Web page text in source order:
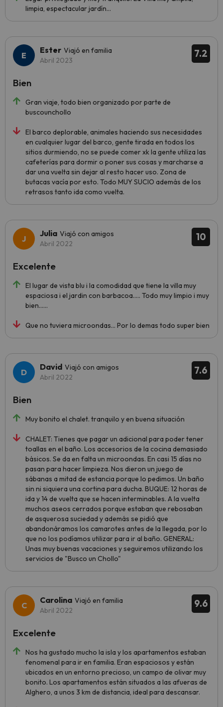
limpia, espectacular jardín...
7.2
Ester Viajó en familia
Abril 2023
Gran viaje, todo bien organizado por parte de
buscounchollo
El barco deplorable, animales haciendo sus necesidades
en cualquier lugar del barco, gente tirada en todos los
sitios durmiendo, no se puede comer xk la gente utiliza las
cafeterías para dormir o poner sus cosas y marcharse a
dar una vuelta sin dejar al resto hacer uso. Zona de
butacas vacía por esto. Todo MUY SUCIO además de los
retrasos tanto ida como vuelta.
Bien
10
Julia Viajó con amigos
Abril 2022
El lugar de vista blu i la comodidad que tiene la villa muy
espaciosa i el jardin con barbacoa..... Todo muy limpio i muy
bien......
Que no tuviera microondas... Por lo demas todo super bien
Excelente
7.6
David Viajó con amigos
Abril 2022
Muy bonito el chalet. tranquilo y en buena situación
CHALET: Tienes que pagar un adicional para poder tener
toallas en el baño. Los accesorios de la cocina demasiado
básicos. Se da en falta un microondas. En casi 15 días no
pasan para hacer limpieza. Nos dieron un juego de
sábanas a mitad de estancia porque lo pedimos. Un baño
sin ni siquiera una cortina para ducha. BUQUE: 12 horas de
ida y 14 de vuelta que se hacen interminables. A la vuelta
muchos aseos cerrados porque estaban que rebosaban
de asquerosa suciedad y además se pidió que
abandonáramos los camarotes antes de la llegada, por lo
que no los podíamos utilizar para ir al baño. GENERAL:
Unas muy buenas vacaciones y seguiremos utilizando los
servicios de "Busco un Chollo"
Bien
9.6
Carolina Viajó en familia
Abril 2022
Nos ha gustado mucho la isla y los apartamentos estaban
fenomenal para ir en familia. Eran espaciosos y están
ubicados en un entorno precioso, un campo de olivar muy
bonito. Los apartamentos están situados a las afueras de
Alghero, a unos 3 km de distancia, ideal para descansar.
Excelente